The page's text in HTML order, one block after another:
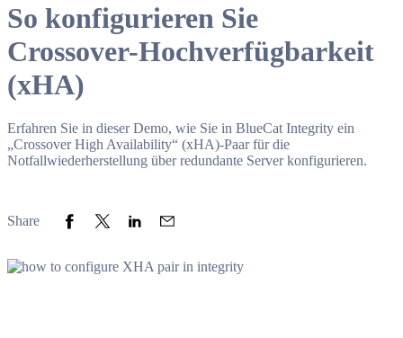
So konfigurieren Sie
Crossover-Hochverfügbarkeit
(xHA)
Erfahren Sie in dieser Demo, wie Sie in BlueCat Integrity ein
„Crossover High Availability“ (xHA)-Paar für die
Notfallwiederherstellung über redundante Server konfigurieren.
Share Share to Facebook
Share to Twitter
Share to LinkedIn
Share to Email